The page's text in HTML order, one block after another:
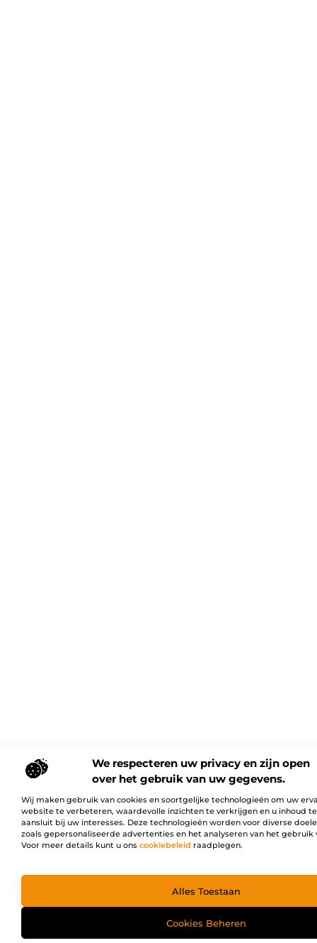
We respecteren uw privacy en zijn open
over het gebruik van uw gegevens.
Wij maken gebruik van cookies en soortgelijke technologieën om uw
website te verbeteren, waardevolle inzichten te verkrijgen en u inhoud
aansluit bij uw interesses. Deze technologieën worden voor diverse
zoals gepersonaliseerde advertenties en het analyseren van het gebruik
Voor meer details kunt u ons cookiebeleid raadplegen.
Alles Toestaan
Cookies Beheren